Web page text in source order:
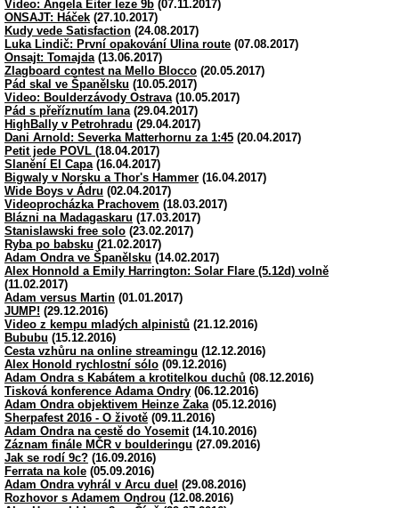
Video: Angela Eiter leze 9b (07.11.2017)
ONSAJT: Háček (27.10.2017)
Kudy vede Satisfaction (24.08.2017)
Luka Lindič: První opakování Ulina route (07.08.2017)
Onsajt: Tomajda (13.06.2017)
Zlagboard contest na Mello Blocco (20.05.2017)
Pád skal ve Španělsku (10.05.2017)
Video: Boulderzávody Ostrava (10.05.2017)
Pád s přeříznutím lana (29.04.2017)
HighBally v Petrohradu (29.04.2017)
Dani Arnold: Severka Matterhornu za 1:45 (20.04.2017)
Petit jede POVL (18.04.2017)
Slanění El Capa (16.04.2017)
Bigwaly v Norsku a Thor's Hammer (16.04.2017)
Wide Boys v Ádru (02.04.2017)
Videoprocházka Prachovem (18.03.2017)
Blázni na Madagaskaru (17.03.2017)
Stanislawski free solo (23.02.2017)
Ryba po babsku (21.02.2017)
Adam Ondra ve Španělsku (14.02.2017)
Alex Honnold a Emily Harrington: Solar Flare (5.12d) volně
(11.02.2017)
Adam versus Martin (01.01.2017)
JUMP! (29.12.2016)
Video z kempu mladých alpinistů (21.12.2016)
Bububu (15.12.2016)
Cesta vzhůru na online streamingu (12.12.2016)
Alex Honold rychlostní sólo (09.12.2016)
Adam Ondra s Kabátem a krotitelkou duchů (08.12.2016)
Tisková konference Adama Ondry (06.12.2016)
Adam Ondra objektivem Heinze Zaka (05.12.2016)
Sherpafest 2016 - O životě (09.11.2016)
Adam Ondra na cestě do Yosemit(14.10.2016)
Záznam finále MČR v boulderingu (27.09.2016)
Jak se rodí 9c? (16.09.2016)
Ferrata na kole (05.09.2016)
Adam Ondra vyhrál v Arcu duel (29.08.2016)
Rozhovor s Adamem Ondrou (12.08.2016)